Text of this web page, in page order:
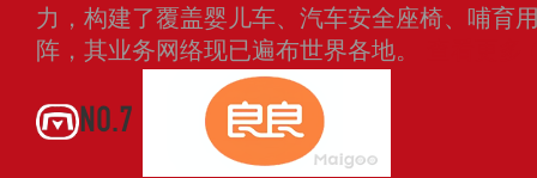
力，构建了覆盖婴儿车、汽车安全座椅、哺育
阵，其业务网络现已遍布世界各地。
NO.7